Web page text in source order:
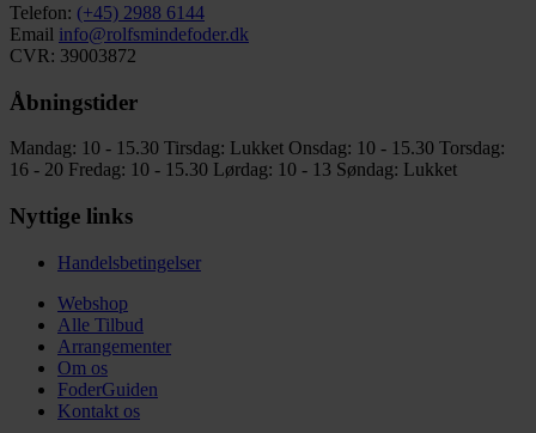
Telefon: (+45) 2988 6144
Email info@rolfsmindefoder.dk
CVR: 39003872
Åbningstider
Mandag: 10 - 15.30 Tirsdag: Lukket Onsdag: 10 - 15.30 Torsdag:
16 - 20 Fredag: 10 - 15.30 Lørdag: 10 - 13 Søndag: Lukket
Nyttige links
Handelsbetingelser
Webshop
Alle Tilbud
Arrangementer
Om os
FoderGuiden
Kontakt os